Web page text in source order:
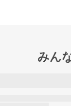
みん